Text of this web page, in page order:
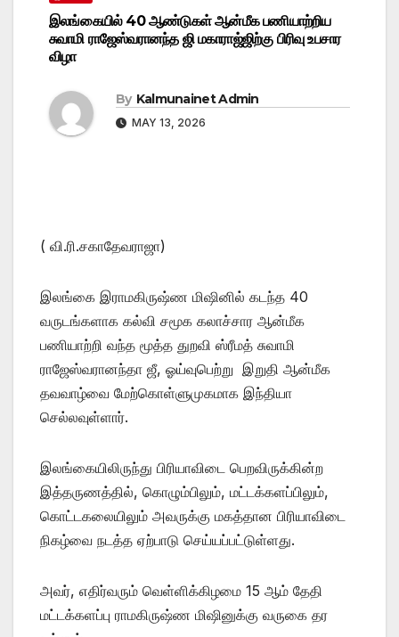
இலங்கையில் 40 ஆண்டுகள் ஆன்மீக பணியாற்றிய
சுவாமி ராஜேஸ்வரானந்த ஜி மகாராஜ்ஜிற்கு பிரிவு உபசார
விழா
By Kalmunainet Admin
MAY 13, 2026
( வி.ரி.சகாதேவராஜா)
இலங்கை இராமகிருஷ்ண மிஷினில் கடந்த 40
வருடங்களாக கல்வி சமூக கலாச்சார ஆன்மீக
பணியாற்றி வந்த மூத்த துறவி ஸ்ரீமத் சுவாமி
ராஜேஸ்வரானந்தா ஜீ, ஓய்வுபெற்று இறுதி ஆன்மீக
தவவாழ்வை மேற்கொள்ளுமுகமாக இந்தியா
செல்லவுள்ளார்.
இலங்கையிலிருந்து பிரியாவிடை பெறவிருக்கின்ற
இத்தருணத்தில், கொழும்பிலும், மட்டக்களப்பிலும்,
கொட்டகலையிலும் அவருக்கு மகத்தான பிரியாவிடை
நிகழ்வை நடத்த ஏற்பாடு செய்யப்பட்டுள்ளது.
அவர், எதிர்வரும் வெள்ளிக்கிழமை 15 ஆம் தேதி
மட்டக்களப்பு ராமகிருஷ்ண மிஷினுக்கு வருகை தர